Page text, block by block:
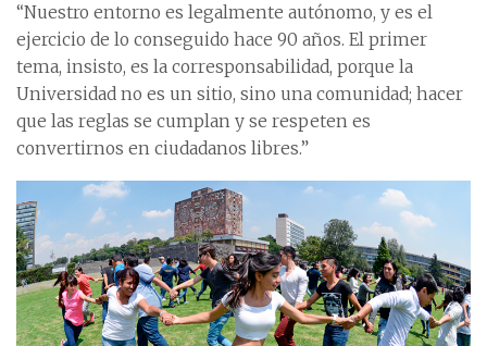
“Nuestro entorno es legalmente autónomo, y es el
ejercicio de lo conseguido hace 90 años. El primer
tema, insisto, es la corresponsabilidad, porque la
Universidad no es un sitio, sino una comunidad; hacer
que las reglas se cumplan y se respeten es
convertirnos en ciudadanos libres.”